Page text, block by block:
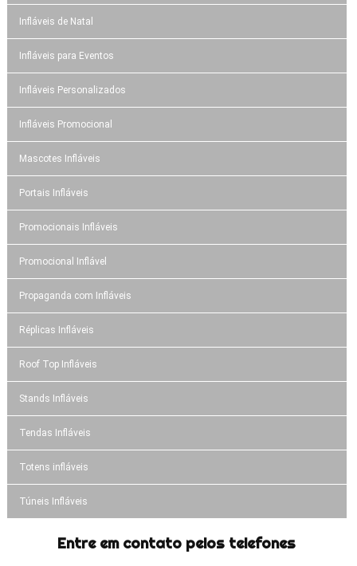
Infláveis de Natal
Infláveis para Eventos
Infláveis Personalizados
Infláveis Promocional
Mascotes Infláveis
Portais Infláveis
Promocionais Infláveis
Promocional Inflável
Propaganda com Infláveis
Réplicas Infláveis
Roof Top Infláveis
Stands Infláveis
Tendas Infláveis
Totens infláveis
Túneis Infláveis
Entre em contato pelos telefones